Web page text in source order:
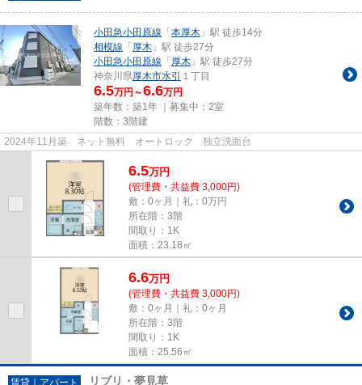
小田急小田原線 「本厚木 」駅 徒歩14分
相模線 「厚木 」駅 徒歩27分
小田急小田原線 「厚木 」駅 徒歩27分
神奈川県厚木市水引 １丁目
6.5万円～6.6万円
築年数：築1年 ｜募集中： 2室
階数：3階建
2024年11月築 ネット無料 オートロック 独立洗面台
6.5万円
(管理費・共益費 3,000円)
敷：0ヶ月｜礼：0万円
所在階：3階
間取り：1K
面積：23.18㎡
6.6万円
(管理費・共益費 3,000円)
敷：0ヶ月｜礼：0ヶ月
所在階：3階
間取り：1K
面積：25.56㎡
賃貸｜アパート リブリ・夢見草